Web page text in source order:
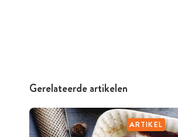
Gerelateerde artikelen
ARTIKEL